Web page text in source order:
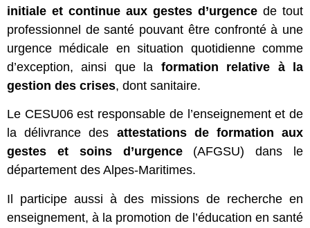
initiale et continue aux gestes d’urgence de tout
professionnel de santé pouvant être confronté à une
urgence médicale en situation quotidienne comme
d’exception, ainsi que la formation relative à la
gestion des crises, dont sanitaire.
Le CESU06 est responsable de l’enseignement et de
la délivrance des attestations de formation aux
gestes et soins d’urgence(AFGSU) dans le
département des Alpes-Maritimes.
Il participe aussi à des missions de recherche en
enseignement, à la promotion de l’éducation en santé